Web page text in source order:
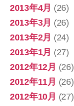
2013年4月 (26)
2013年3月 (26)
2013年2月 (24)
2013年1月 (27)
2012年12月 (26)
2012年11月 (26)
2012年10月 (27)